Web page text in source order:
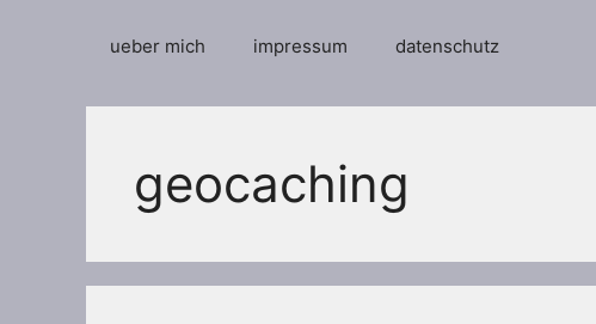
ueber mich impressum datenschutz
geocaching